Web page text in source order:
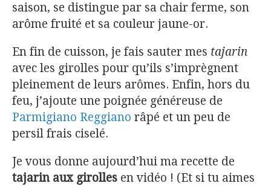
saison, se distingue par sa chair ferme, son
arôme fruité et sa couleur jaune-or.
En fin de cuisson, je fais sauter mes tajarin
avec les girolles pour qu’ils s’imprègnent
pleinement de leurs arômes. Enfin, hors du
feu, j’ajoute une poignée généreuse de
Parmigiano Reggiano râpé et un peu de
persil frais ciselé.
Je vous donne aujourd’hui ma recette de
tajarin aux girolles en vidéo ! (Et si tu aimes